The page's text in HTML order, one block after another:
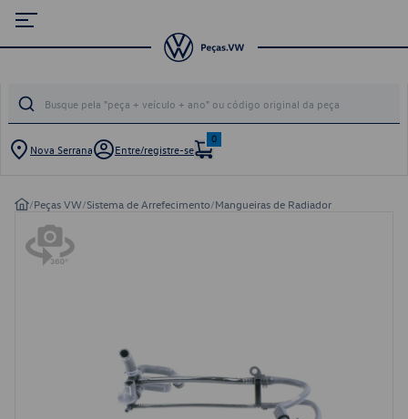
Nova Serrana Entre/registre-se
0
/Peças VW/Sistema de Arrefecimento/Mangueiras de Radiador